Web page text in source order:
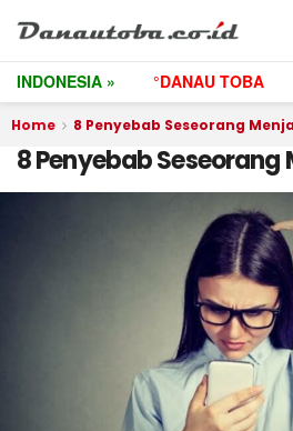
INDONESIA » °DANAU TOBA
Home 8 Penyebab Seseorang
8 Penyebab Seseorang